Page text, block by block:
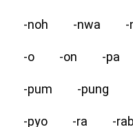
-noh -nwa -
-o -on -pa
-pum -pung
-pyo -ra -rab